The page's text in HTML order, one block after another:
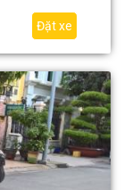
Đặt xe